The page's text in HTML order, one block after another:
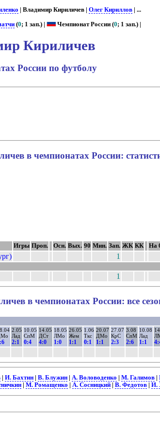
| Владимир Кириличев | Олег Кириллов | ...
(0; 1 зап.) | Чемпионат России (0; 1 зап.) |
Кириличев
России по футболу
в чемпионатах России:
Игры Проп. Осн. Вых. 90 Мин. Зап. ЖК КК На
1
1
в чемпионатах России: все
2.05
Лад
2:1
10.05
СпМ
0:4
14.05
ДСт
4:0
18.05
ЛМо
1:0
26.05
Жем
1:1
1.06
Ткс
0:1
20.07
ДМо
1:1
27.07
КрС
2:3
3.08
СпМ
2:6
10.08
Лад
1:1
| И. Бахтин| В. Блужин| А. Воловоденко М. Галимов|
| М. Ромащенко А. Сосницкий| В. Федотов| И.